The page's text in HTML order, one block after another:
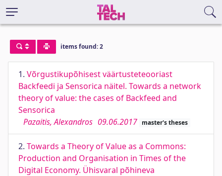
items found: 2
1. Võrgustikupõhisest väärtusteteooriast
Backfeedi ja Sensorica näitel. Towards a network
theory of value: the cases of Backfeed and
Sensorica
Pazaitis, Alexandros 09.06.2017 master's theses
2. Towards a Theory of Value as a Commons:
Production and Organisation in Times of the
Digital Economy. Ühisvaral põhineva